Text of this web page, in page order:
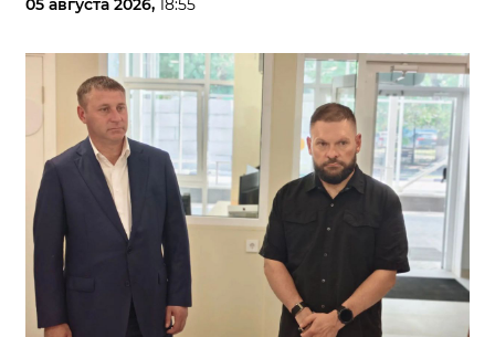
05 августа 2026, 18:55